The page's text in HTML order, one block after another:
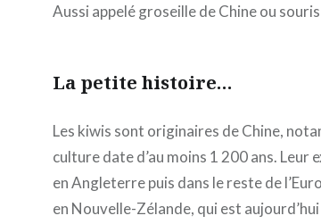
Aussi appelé groseille de Chine ou
La petite histoire…
Les kiwis sont originaires de Chine,
culture date d’au moins 1 200 ans.
en Angleterre puis dans le reste de
en Nouvelle-Zélande, qui est aujourd’hui